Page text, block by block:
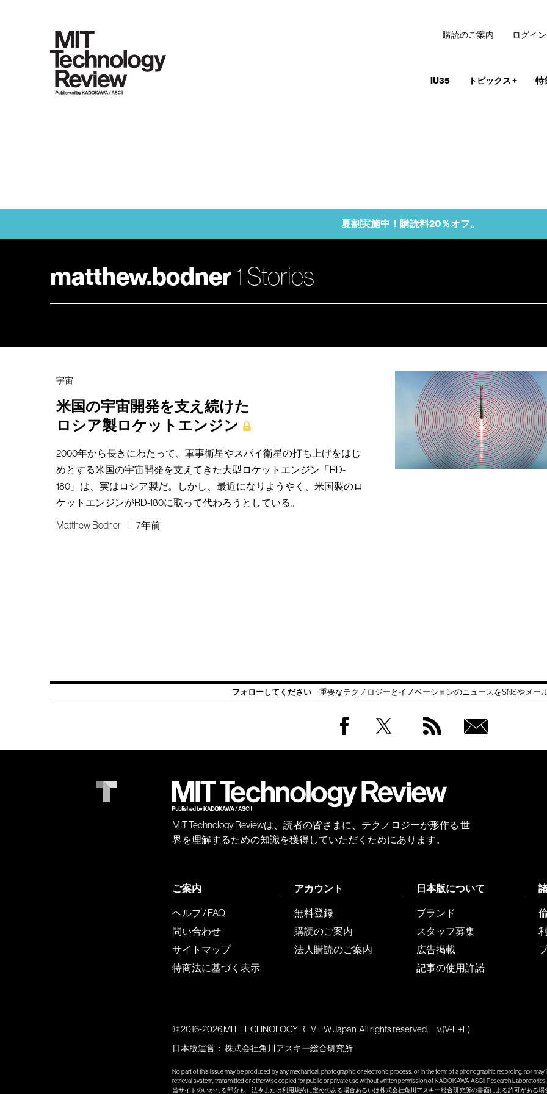
IU35 トピックス+ 特
購読のご案内 ログイン
夏割実施中！購読料20％オフ。
matthew.bodner1 Stories
宇宙
米国の宇宙開発を支え続けた
ロシア製ロケットエンジン
2000年から長きにわたって、軍事衛星やスパイ衛星の打ち上げをはじ
めとする米国の宇宙開発を支えてきた大型ロケットエンジン「RD-
180」は、実はロシア製だ。しかし、最近になりようやく、米国製のロ
ケットエンジンがRD-180に取って代わろうとしている。
Matthew Bodner 7年前
フォローしてください 重要なテクノロジーとイノベーションのニュースをSNSやメー
会員
MIT Technology Reviewは、読者の皆さまに、テクノロジーが形作る 世
界を理解するための知識を獲得していただくためにあります。
ご案内
ヘルプ / FAQ
問い合わせ
サイトマップ
特商法に基づく表示
アカウント
無料登録
購読のご案内
法人購読のご案内
日本版について
ブランド
スタッフ募集
広告掲載
記事の使用許諾
© 2016-2026 MIT TECHNOLOGY REVIEW Japan. All rights reserved. v.(V-E+F)
日本版運営： 株式会社角川アスキー総合研究所
No part of this issue may be produced by any mechanical, photographic or electronic process, or in the form of a phonographic recording, nor may
retrieval system, transmitted or otherwise copied for public or private use without written permission of KADOKAWA ASCII Research Laboratories,
当サイトのいかなる部分も、法令または利用規約に定めのある場合あるいは株式会社角川アスキー総合研究所の書面による許可がある場